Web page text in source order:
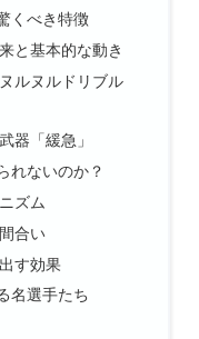
くべき特徴
と基本的な動き
ルヌルドリブル
器「緩急」
れないのか？
ズム
合い
す効果
名選手たち